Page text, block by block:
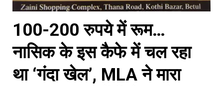
100-200 रुपये में रूम…
नासिक के इस कैफे में चल रहा
था ‘गंदा खेल’, MLA ने मारा